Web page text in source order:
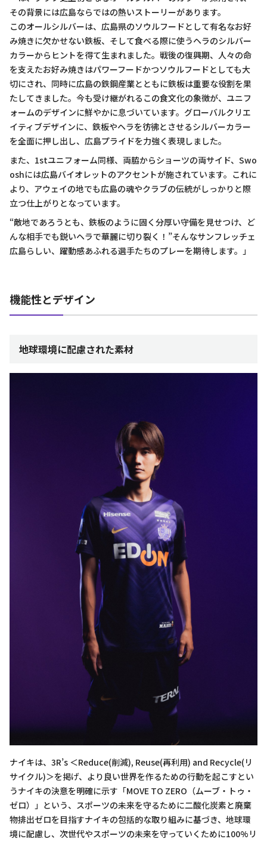
その背景には広島ならではの熱いストーリーがあります。
このオールシルバーは、広島県のソウルフードとして有名なお好
み焼きに欠かせない鉄板、そして食べる際に使うヘラのシルバー
カラーからヒントを得て生まれました。戦後の復興期、人々の命
を支えたお好み焼きはパワーフードかつソウルフードとしても大
切にされ、同時に広島の鉄鋼産業とともに鉄板は重要な役割を果
たしてきました。今も受け継がれるこの食文化の象徴が、ユニフ
ォームのデザインに鮮やかに息づいています。グローバルクリエ
イティブデザインに、鉄板やヘラを彷彿とさせるシルバーカラー
を全面に押し出し、広島プライドを力強く表現しました。
また、1stユニフォーム同様、両脇からショーツの両サイド、Swo
oshには広島バイオレットのアクセントが施されています。これに
より、アウェイの地でも広島の魂やクラブの伝統がしっかりと際
立つ仕上がりとなっています。
“敵地であろうとも、鉄板のように固く分厚い守備を見せつけ、ど
んな相手でも鋭いヘラで華麗に切り裂く！”そんなサンフレッチェ
広島らしい、躍動感あふれる選手たちのプレーを期待します。」
機能性とデザイン
地球環境に配慮された素材
ナイキは、3R’s ＜Reduce(削減), Reuse(再利用) and Recycle(リ
サイクル)＞を掲げ、より良い世界を作るための行動を起こすとい
うナイキの決意を明確に示す「MOVE TO ZERO（ムーブ・トゥ・
ゼロ）」という、スポーツの未来を守るために二酸化炭素と廃棄
物排出ゼロを目指すナイキの包括的な取り組みに基づき、地球環
境に配慮し、次世代やスポーツの未来を守っていくために100%リ